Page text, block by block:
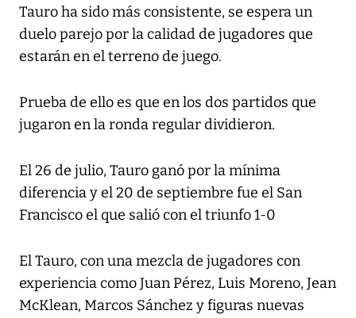
Tauro ha sido más consistente, se espera un
duelo parejo por la calidad de jugadores que
estarán en el terreno de juego.
Prueba de ello es que en los dos partidos que
jugaron en la ronda regular dividieron.
El 26 de julio, Tauro ganó por la mínima
diferencia y el 20 de septiembre fue el San
Francisco el que salió con el triunfo 1-0
El Tauro, con una mezcla de jugadores con
experiencia como Juan Pérez, Luis Moreno, Jean
McKlean, Marcos Sánchez y figuras nuevas